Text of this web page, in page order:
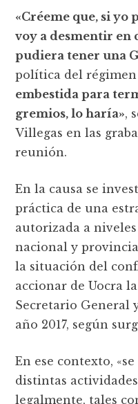
«Créeme que, si yo
voy a desmentir en
pudiera tener una
política del
embestida para
gremios, lo haría»,
Villegas en las
reunión.
En la causa se
práctica de una
autorizada a
nacional y
la situación del
accionar de Uocra
Secretario General
año 2017, según
En ese contexto,
distintas
legalmente, tales